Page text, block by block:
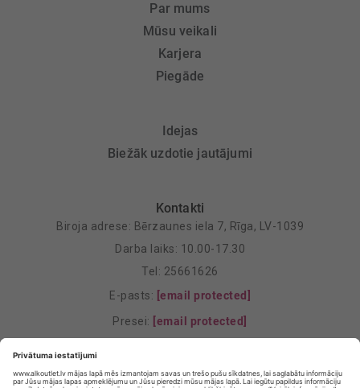
Par mums
Mūsu veikali
Karjera
Piegāde
Idejas
Biežāk uzdotie jautājumi
Kontakti
Biroja adrese: Bērzaunes iela 7, Rīga, LV-1039
Darba laiks: 10.00-17.30
Tel: 25661626
E-pasts: [email protected]
Presei: [email protected]